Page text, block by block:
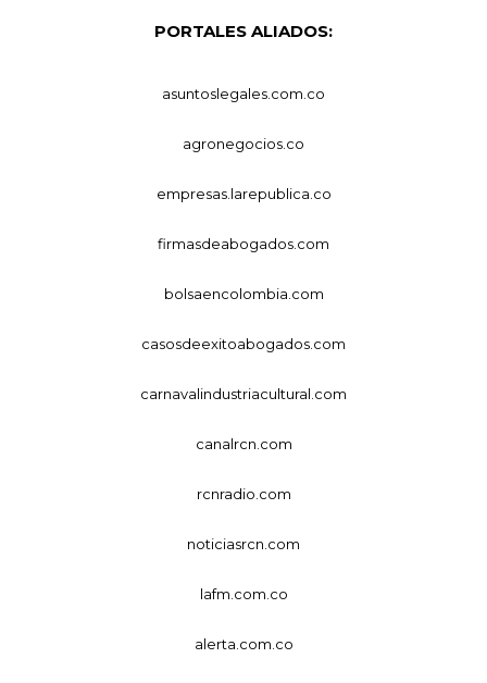
PORTALES ALIADOS:
asuntoslegales.com.co
agronegocios.co
empresas.larepublica.co
firmasdeabogados.com
bolsaencolombia.com
casosdeexitoabogados.com
carnavalindustriacultural.com
canalrcn.com
rcnradio.com
noticiasrcn.com
lafm.com.co
alerta.com.co